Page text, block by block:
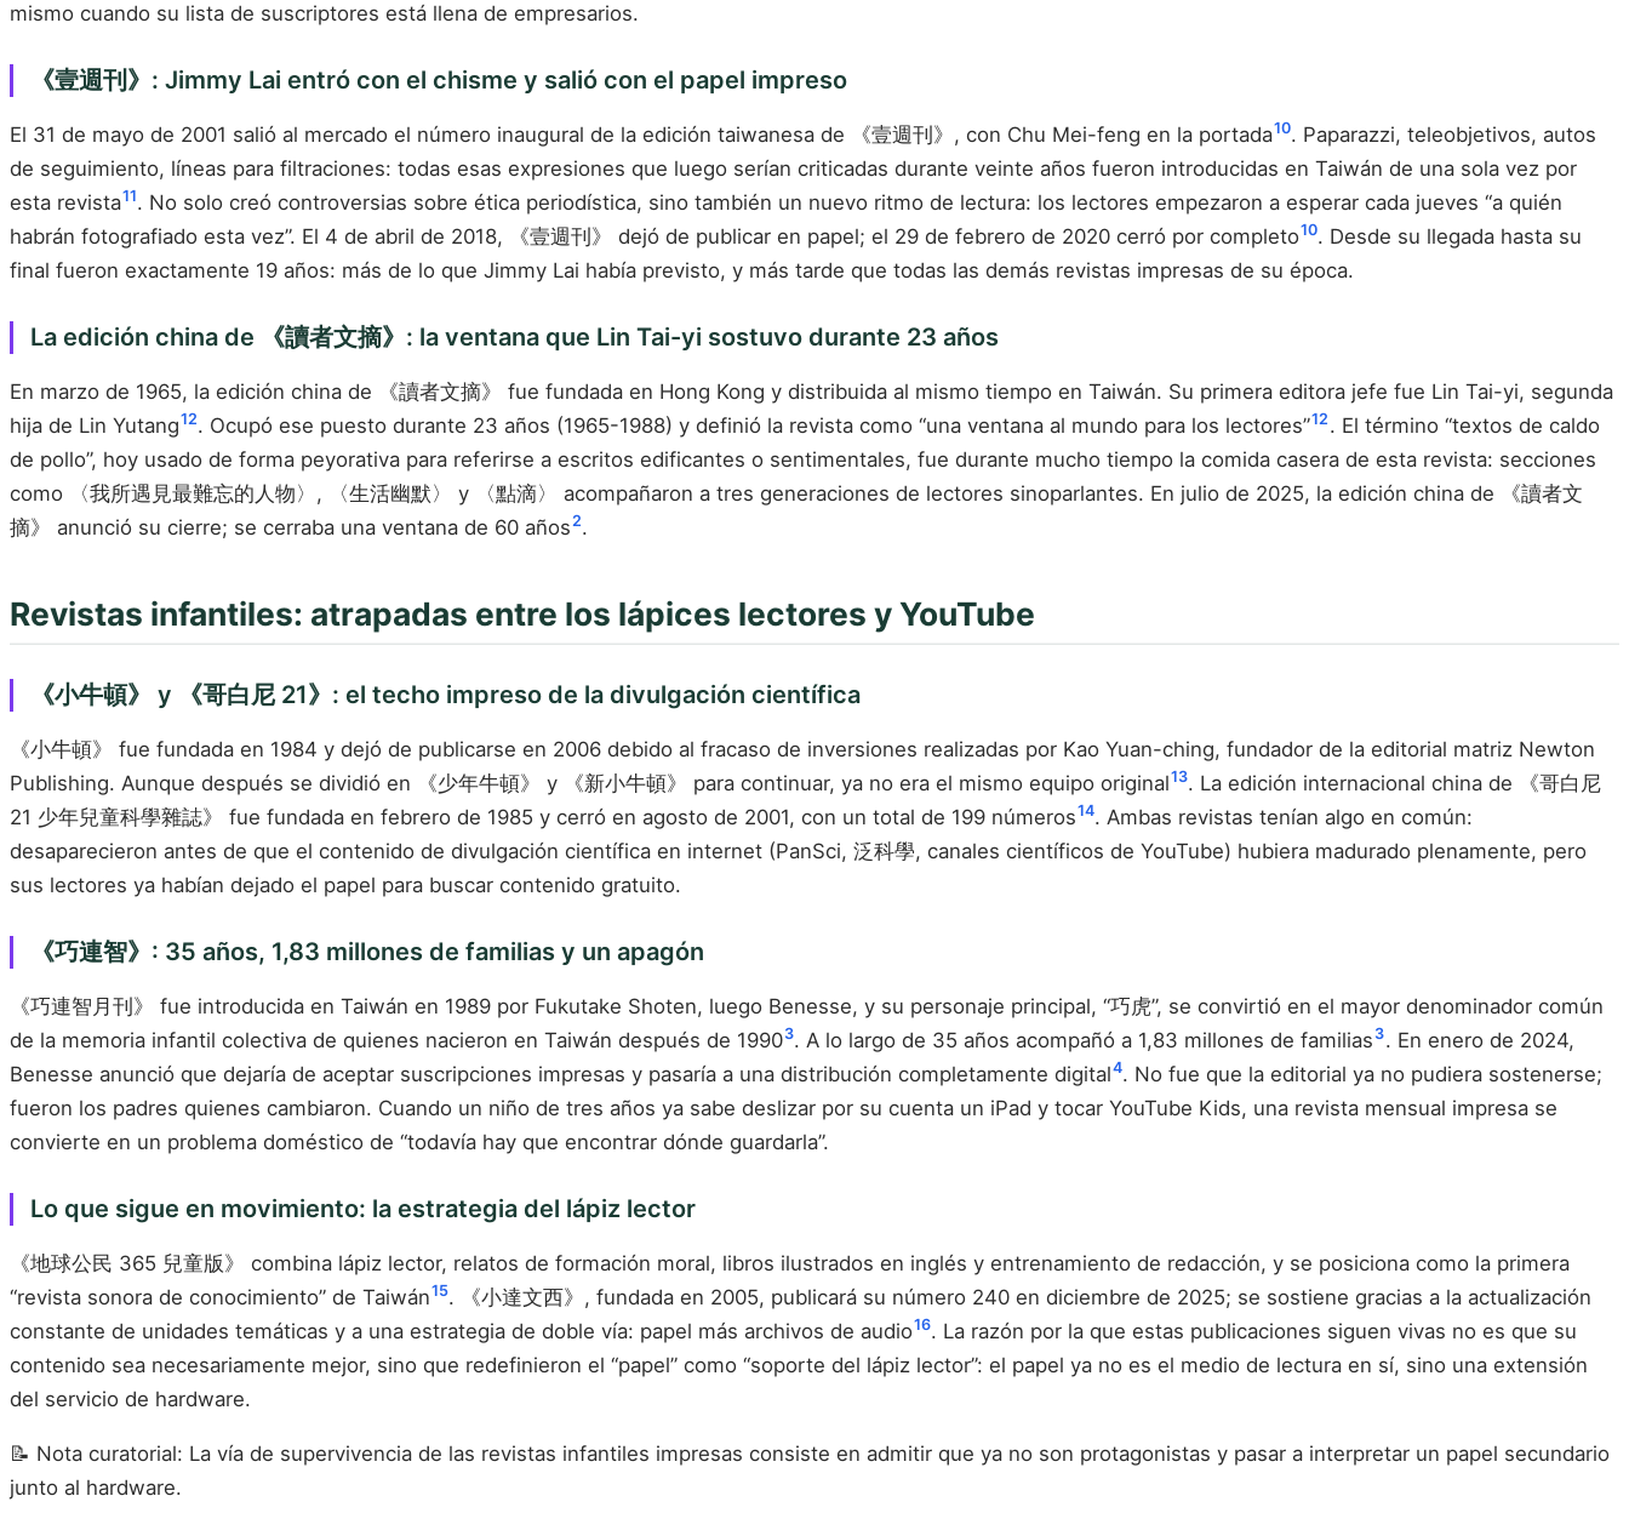
mismo cuando su lista de suscriptores está llena de empresarios.
《壹週刊》: Jimmy Lai entró con el chisme y salió con el papel impreso
El 31 de mayo de 2001 salió al mercado el número inaugural de la edición taiwanesa de 《壹週刊》, con Chu Mei-feng en la portada10. Paparazzi, teleobjetivos, autos
de seguimiento, líneas para filtraciones: todas esas expresiones que luego serían criticadas durante veinte años fueron introducidas en Taiwán de una sola vez por
esta revista11. No solo creó controversias sobre ética periodística, sino también un nuevo ritmo de lectura: los lectores empezaron a esperar cada jueves “a quién
habrán fotografiado esta vez”. El 4 de abril de 2018, 《壹週刊》 dejó de publicar en papel; el 29 de febrero de 2020 cerró por completo10. Desde su llegada hasta su
final fueron exactamente 19 años: más de lo que Jimmy Lai había previsto, y más tarde que todas las demás revistas impresas de su época.
La edición china de 《讀者文摘》: la ventana que Lin Tai-yi sostuvo durante 23 años
En marzo de 1965, la edición china de 《讀者文摘》 fue fundada en Hong Kong y distribuida al mismo tiempo en Taiwán. Su primera editora jefe fue Lin Tai-yi, segunda
hija de Lin Yutang12. Ocupó ese puesto durante 23 años (1965-1988) y definió la revista como “una ventana al mundo para los lectores”12 . El término “textos de caldo
de pollo”, hoy usado de forma peyorativa para referirse a escritos edificantes o sentimentales, fue durante mucho tiempo la comida casera de esta revista: secciones
como 〈我所遇見最難忘的人物〉, 〈生活幽默〉 y 〈點滴〉 acompañaron a tres generaciones de lectores sinoparlantes. En julio de 2025, la edición china de 《讀者文
摘》 anunció su cierre; se cerraba una ventana de 60 años2.
Revistas infantiles: atrapadas entre los lápices lectores y YouTube
《小牛頓》 y 《哥白尼 21》: el techo impreso de la divulgación científica
《小牛頓》 fue fundada en 1984 y dejó de publicarse en 2006 debido al fracaso de inversiones realizadas por Kao Yuan-ching, fundador de la editorial matriz Newton
Publishing. Aunque después se dividió en 《少年牛頓》 y 《新小牛頓》 para continuar, ya no era el mismo equipo original13. La edición internacional china de 《哥白尼
21 少年兒童科學雜誌》 fue fundada en febrero de 1985 y cerró en agosto de 2001, con un total de 199 números14. Ambas revistas tenían algo en común:
desaparecieron antes de que el contenido de divulgación científica en internet (PanSci, 泛科學, canales científicos de YouTube) hubiera madurado plenamente, pero
sus lectores ya habían dejado el papel para buscar contenido gratuito.
《巧連智》: 35 años, 1,83 millones de familias y un apagón
《巧連智月刊》 fue introducida en Taiwán en 1989 por Fukutake Shoten, luego Benesse, y su personaje principal, “巧虎”, se convirtió en el mayor denominador común
de la memoria infantil colectiva de quienes nacieron en Taiwán después de 19903. A lo largo de 35 años acompañó a 1,83 millones de familias 3. En enero de 2024,
Benesse anunció que dejaría de aceptar suscripciones impresas y pasaría a una distribución completamente digital4. No fue que la editorial ya no pudiera sostenerse;
fueron los padres quienes cambiaron. Cuando un niño de tres años ya sabe deslizar por su cuenta un iPad y tocar YouTube Kids, una revista mensual impresa se
convierte en un problema doméstico de “todavía hay que encontrar dónde guardarla”.
Lo que sigue en movimiento: la estrategia del lápiz lector
《地球公民 365 兒童版》 combina lápiz lector, relatos de formación moral, libros ilustrados en inglés y entrenamiento de redacción, y se posiciona como la primera
“revista sonora de conocimiento” de Taiwán15. 《小達文西》, fundada en 2005, publicará su número 240 en diciembre de 2025; se sostiene gracias a la actualización
constante de unidades temáticas y a una estrategia de doble vía: papel más archivos de audio16. La razón por la que estas publicaciones siguen vivas no es que su
contenido sea necesariamente mejor, sino que redefinieron el “papel” como “soporte del lápiz lector”: el papel ya no es el medio de lectura en sí, sino una extensión
del servicio de hardware.
📝 Nota curatorial: La vía de supervivencia de las revistas infantiles impresas consiste en admitir que ya no son protagonistas y pasar a interpretar un papel secundario
junto al hardware.